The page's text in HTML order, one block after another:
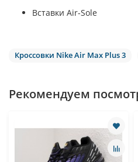
Вставки Air-Sole
Кроссовки Nike Air Max Plus 3
Рекомендуем